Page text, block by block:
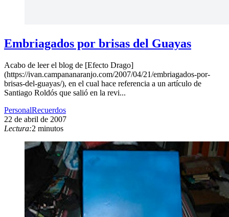
Embriagados por brisas del Guayas
Acabo de leer el blog de [Efecto Drago]
(https://ivan.campananaranjo.com/2007/04/21/embriagados-por-
brisas-del-guayas/), en el cual hace referencia a un artículo de
Santiago Roldós que salió en la revi...
PersonalRecuerdos
22 de abril de 2007
Lectura:2 minutos